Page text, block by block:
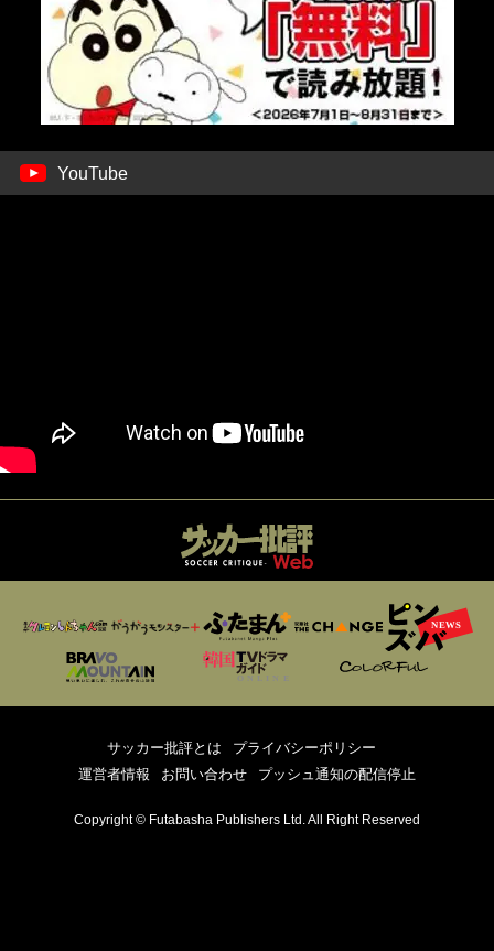
YouTube
サッカー批評とは
プライバシーポリシー
運営者情報
お問い合わせ プッシュ通知の配信停止
Copyright © Futabasha Publishers Ltd. All Right Reserved